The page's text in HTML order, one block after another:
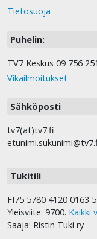
Tietosuoja
Puhelin:
TV7 Keskus 09 756
Vikailmoitukset
Sähköposti
tv7(at)tv7.fi
Tukitili
FI75 5780 4120 0163
Yleisviite: 9700. Kaikki
Saaja: Ristin Tuki ry